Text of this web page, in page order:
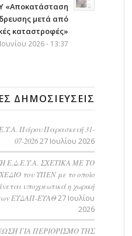
«Αποκατάσταση
μετά από
καταστροφές»
2026 - 13:37
ΔΗΜΟΣΙΕΎΣΕΙΣ
Πάρου Παρασκευή 31-
07-202627 Ιουλίου 2026
Ε.Δ.Ε.Υ.Α. ΣΧΕΤΙΚΑ ΜΕ ΤΟ
του ΥΠΕΝ με το οποίο
υποχρεωτικά η χωρική
ΕΥΔΑΠ-ΕΥΑΘ27 Ιουλίου
2026
ΓΙΑ ΠΕΡΙΟΡΙΣΜΟ ΤΗΣ